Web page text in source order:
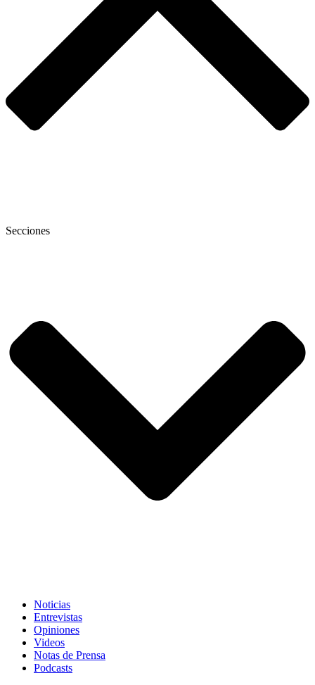
Secciones
Noticias
Entrevistas
Opiniones
Videos
Notas de Prensa
Podcasts